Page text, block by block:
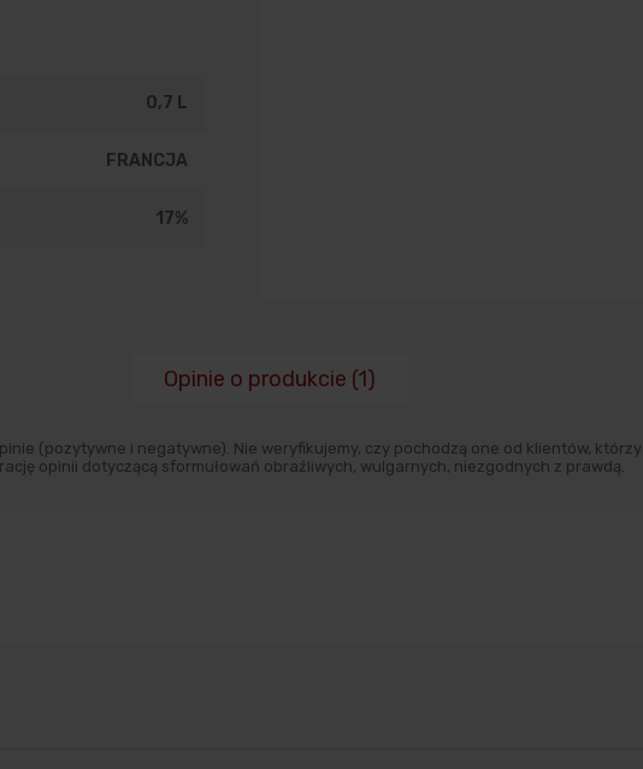
0,7 L
FRANCJA
17%
Opinie o produkcie (1)
(pozytywne i negatywne). Nie weryfikujemy, czy pochodzą one od klientów,
opinii dotyczącą sformułowań obraźliwych, wulgarnych, niezgodnych z prawdą.